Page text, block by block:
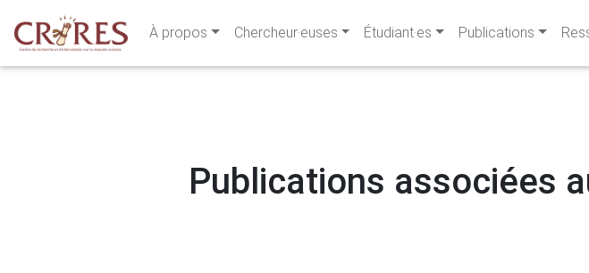
À propos Chercheur·euses Étudiant·es Publications
Publications associées